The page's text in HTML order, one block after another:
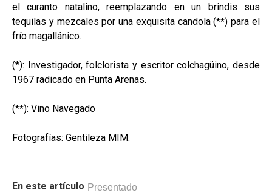
el curanto natalino, reemplazando en un brindis sus
tequilas y mezcales por una exquisita candola (**) para el
frío magallánico.
(*): Investigador, folclorista y escritor colchagüino, desde
1967 radicado en Punta Arenas.
(**): Vino Navegado
Fotografías: Gentileza MIM.
En este artículo Presentado